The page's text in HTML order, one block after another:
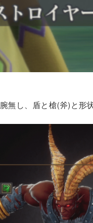
無し、盾と槍(斧)と形